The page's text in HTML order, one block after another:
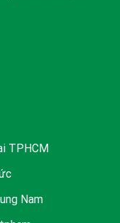
TPHCM
Nam